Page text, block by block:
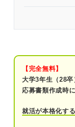
ここは
【完全無料】
大学3年生（28卒
応募書類作成時
就活が本格化す